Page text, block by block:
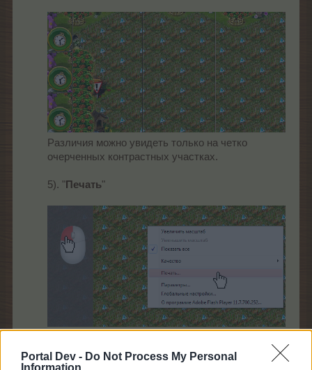
Portal Dev - Do Not Process My Personal
Information
Различия можно увидеть только на четко
очерченных контрастных участках.
5). "Печать"
Подробно рассматривать не имеет смысла, при
выборе этого пункта произойдет вызов